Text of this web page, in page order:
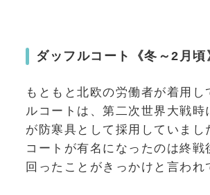
ダッフルコート《冬～2月頃
もともと北欧の労働者が着用し
ルコートは、第二次世界大戦時
が防寒具として採用していまし
コートが有名になったのは終戦
回ったことがきっかけと言われ